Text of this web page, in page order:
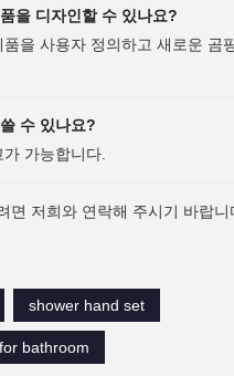
을 디자인할 수 있나요?
을 사용자 정의하고 새로운 곰
수 있나요?
가능합니다.
면 저희와 연락해 주시기 바랍니
shower hand set
bathroom